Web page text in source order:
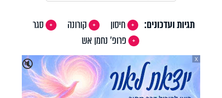
תגיות ועדכונים: חיסון קורונה
סגר
פרופ' נחמן אש
🔇
X